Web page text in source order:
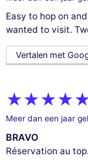
Easy to hop on
wanted to visit.
Vertalen met
Meer dan een jaar
BRAVO
Réservation au